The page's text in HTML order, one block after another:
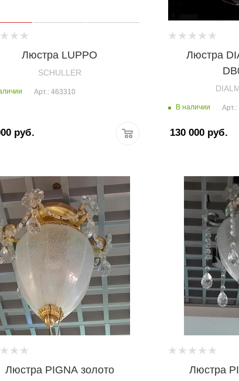
Люстра LUPPO
SCHULLER
Арт.: 463310
руб.
Люстра
В наличии
130 000руб.
Люстра PIGNA золото Люстра